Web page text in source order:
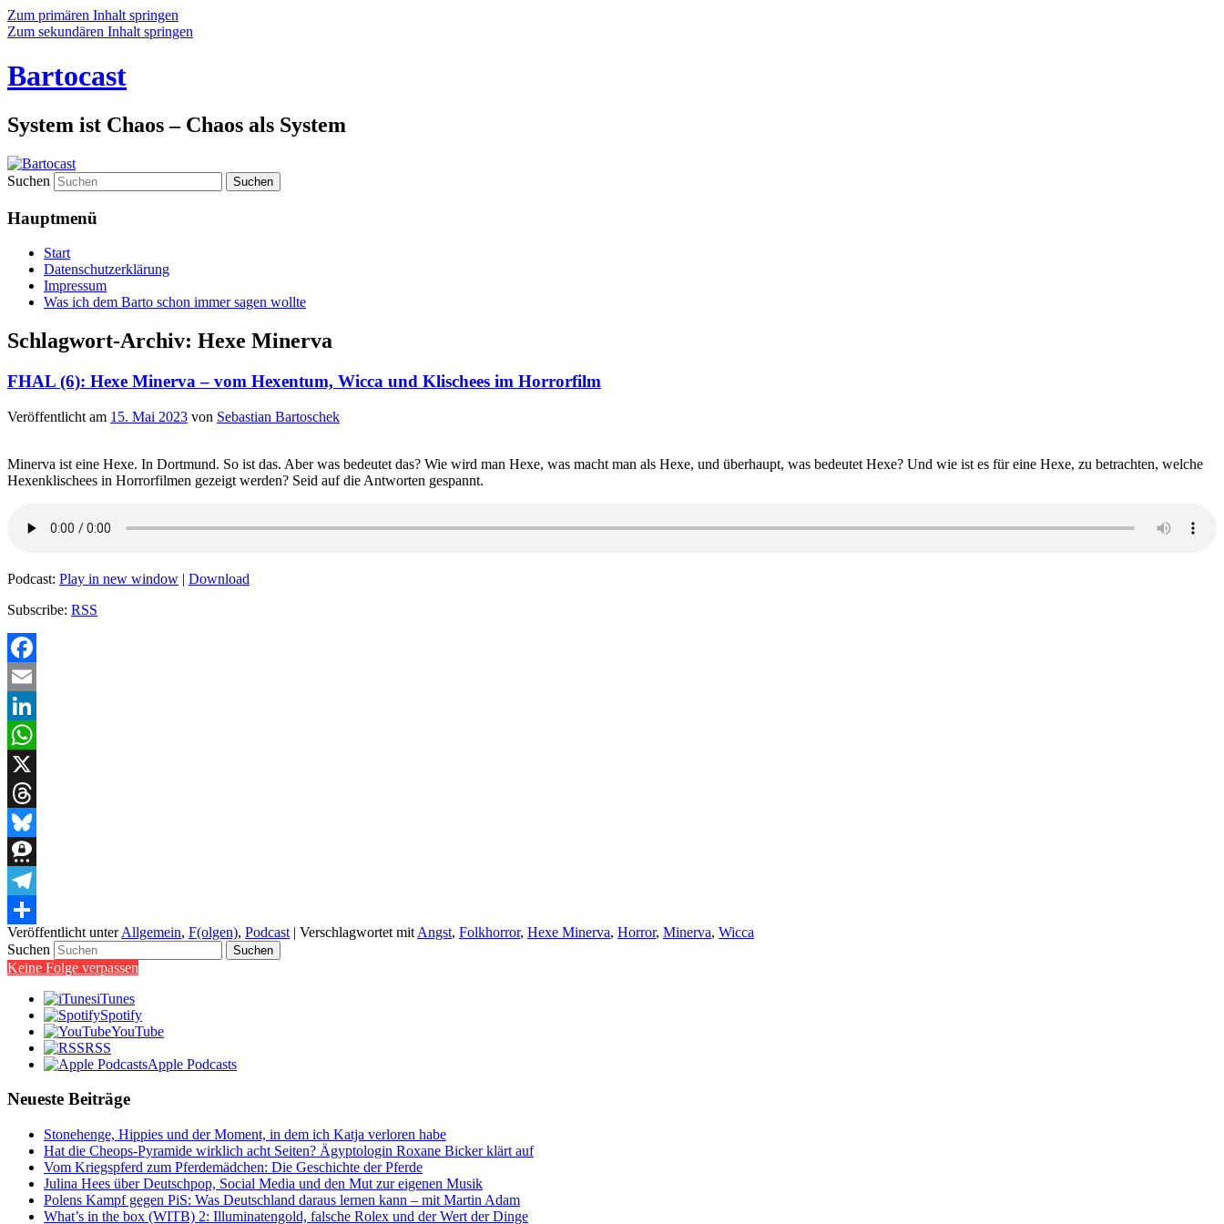
Zum primären Inhalt springen
Zum sekundären Inhalt springen
Bartocast
System ist Chaos – Chaos als System
Suchen
Hauptmenü
Start
Datenschutzerklärung
Impressum
Was ich dem Barto schon immer sagen wollte
Schlagwort-Archiv: Hexe Minerva
FHAL (6): Hexe Minerva – vom Hexentum, Wicca und Klischees im Horrorfilm
Veröffentlicht am 15. Mai 2023 von Sebastian Bartoschek
Minerva ist eine Hexe. In Dortmund. So ist das. Aber was bedeutet das? Wie wird man Hexe, was macht man als Hexe, und überhaupt, was bedeutet Hexe? Und wie ist es für eine Hexe, zu betrachten, welche
Hexenklischees in Horrorfilmen gezeigt werden? Seid auf die Antworten gespannt.
Podcast: Play in new window | Download
Subscribe: RSS
Facebook
Email
LinkedIn
WhatsApp
X
Threads
Bluesky
Threema
Telegram
Teilen
Veröffentlicht unter Allgemein, F(olgen), Podcast | Verschlagwortet mit Angst, Folkhorror, Hexe Minerva, Horror, Minerva, Wicca
Suchen
Keine Folge verpassen
iTunes
Spotify
YouTube
RSS
Apple Podcasts
Neueste Beiträge
Stonehenge, Hippies und der Moment, in dem ich Katja verloren habe
Hat die Cheops-Pyramide wirklich acht Seiten? Ägyptologin Roxane Bicker klärt auf
Vom Kriegspferd zum Pferdemädchen: Die Geschichte der Pferde
Julina Hees über Deutschpop, Social Media und den Mut zur eigenen Musik
Polens Kampf gegen PiS: Was Deutschland daraus lernen kann – mit Martin Adam
What’s in the box (WITB) 2: Illuminatengold, falsche Rolex und der Wert der Dinge